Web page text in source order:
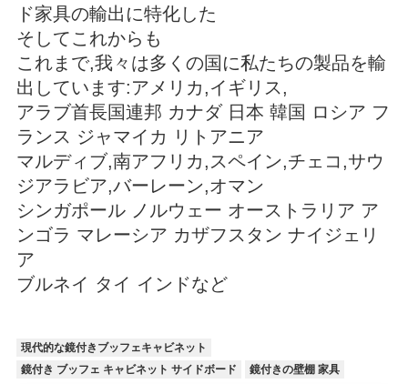
ド家具の輸出に特化した
そしてこれからも
これまで,我々は多くの国に私たちの製品を輸
出しています:アメリカ,イギリス,
アラブ首長国連邦 カナダ 日本 韓国 ロシア フ
ランス ジャマイカ リトアニア
マルディブ,南アフリカ,スペイン,チェコ,サウ
ジアラビア,バーレーン,オマン
シンガポール ノルウェー オーストラリア ア
ンゴラ マレーシア カザフスタン ナイジェリ
ア
ブルネイ タイ インドなど
現代的な鏡付きブッフェキャビネット
鏡付き ブッフェ キャビネット サイドボード
鏡付きの壁棚 家具